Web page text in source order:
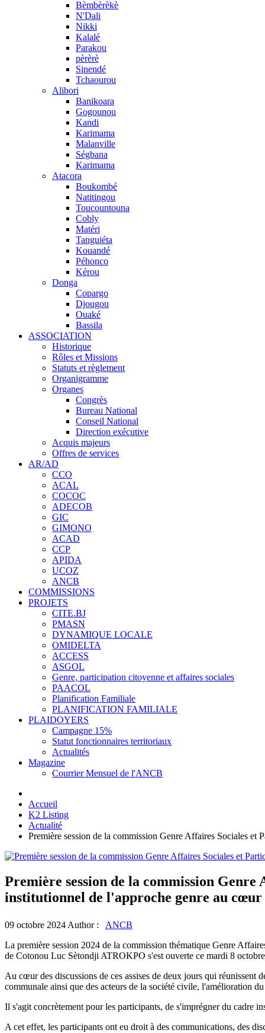
Bèmbèrèkè
N'Dali
Nikki
Kalalé
Parakou
pèrèrè
Sinendé
Tchaourou
Alibori
Banikoara
Gogounou
Kandi
Karimama
Malanville
Ségbana
Karimama
Atacora
Boukombé
Natitingou
Toucountouna
Cobly
Matéri
Tanguiéta
Kouandé
Péhonco
Kérou
Donga
Copargo
Djougou
Ouaké
Bassila
ASSOCIATION
Historique
Rôles et Missions
Statuts et règlement
Organigramme
Organes
Congrès
Bureau National
Conseil National
Direction exécutive
Acquis majeurs
Offres de services
AR/AD
CCO
ACAL
COCOC
ADECOB
GIC
GIMONO
ACAD
CCP
APIDA
UCOZ
ANCB
COMMISSIONS
PROJETS
CITE.BJ
PMASN
DYNAMIQUE LOCALE
OMIDELTA
ACCESS
ASGOL
Genre, participation citoyenne et affaires sociales
PAACOL
Planification Familiale
PLANIFICATION FAMILIALE
PLAIDOYERS
Campagne 15%
Statut fonctionnaires territoriaux
Actualités
Magazine
Courrier Mensuel de l'ANCB
Accueil
K2 Listing
Actualité
Première session de la commission Genre Affaires Sociales
Première session de la commission
institutionnel de l'approche genre au cœur
09 octobre 2024 Author : ANCB
La première session 2024 de la commission thématique Genre
de Cotonou Luc Sètondji ATROKPO s'est ouverte ce mardi 8
Au cœur des discussions de ces assises de deux jours qui
communale ainsi que des acteurs de la société civile, l'amélioration
Il s'agit concrètement pour les participants, de s'imprégner du cadre
A cet effet, les participants ont eu droit à des communications, des